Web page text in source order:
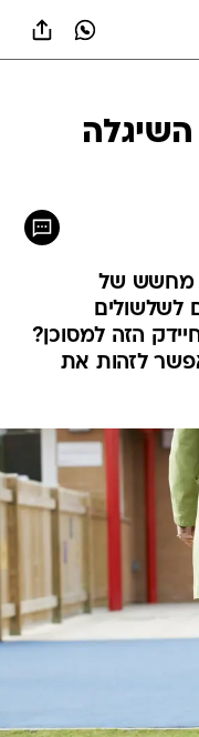
השיגלה
בשדרות מחשש של
לשלשולים
הזה למסוכן?
לזהות את